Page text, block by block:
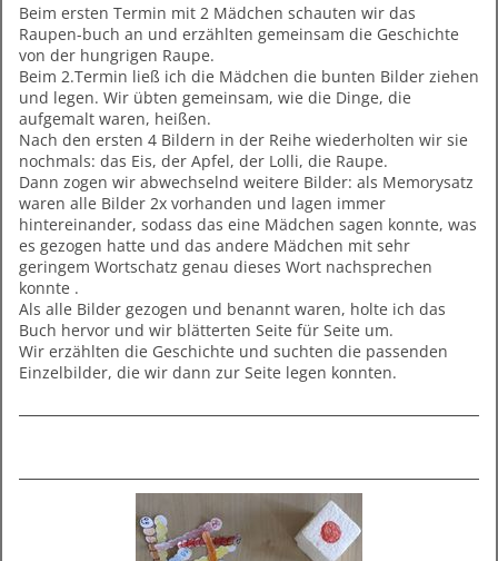
Beim ersten Termin mit 2 Mädchen schauten wir das
Raupen-buch an und erzählten gemeinsam die Geschichte
von der hungrigen Raupe.
Beim 2.Termin ließ ich die Mädchen die bunten Bilder ziehen
und legen. Wir übten gemeinsam, wie die Dinge, die
aufgemalt waren, heißen.
Nach den ersten 4 Bildern in der Reihe wiederholten wir sie
nochmals: das Eis, der Apfel, der Lolli, die Raupe.
Dann zogen wir abwechselnd weitere Bilder: als Memorysatz
waren alle Bilder 2x vorhanden und lagen immer
hintereinander, sodass das eine Mädchen sagen konnte, was
es gezogen hatte und das andere Mädchen mit sehr
geringem Wortschatz genau dieses Wort nachsprechen
konnte .
Als alle Bilder gezogen und benannt waren, holte ich das
Buch hervor und wir blätterten Seite für Seite um.
Wir erzählten die Geschichte und suchten die passenden
Einzelbilder, die wir dann zur Seite legen konnten.